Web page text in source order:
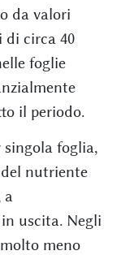
da valori
di circa 40
foglie
il periodo.
foglia,
nutriente
a
uscita. Negli
meno